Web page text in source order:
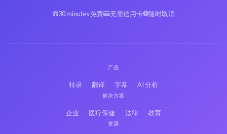
30 minutes 免费 无需信用卡 随时取消
产品
转录 翻译 字幕 AI 分析
解决方案
企业 医疗保健 法律 教育
资源